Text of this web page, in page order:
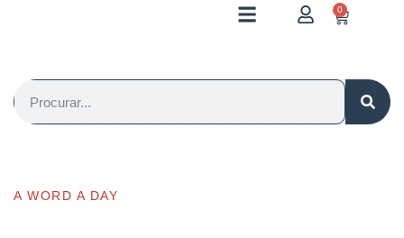
0
A WORD A DAY